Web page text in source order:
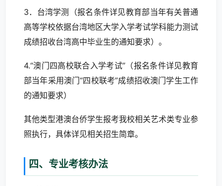
3．台湾学测（报名条件详见教育部当年有关普通
高等学校依据台湾地区大学入学考试学科能力测试
成绩招收台湾高中毕业生的通知要求）。
4.“澳门四高校联合入学考试”（报名条件详见教育
部当年采用澳门“四校联考”成绩招收澳门学生工作
的通知要求）
其他类型港澳台侨学生报考我校相关艺术类专业参
照执行，具体详见相关招生简章。
四、专业考核办法